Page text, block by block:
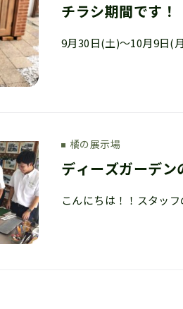
チラシ期間です！
橘の展示場
ディーズガーデン